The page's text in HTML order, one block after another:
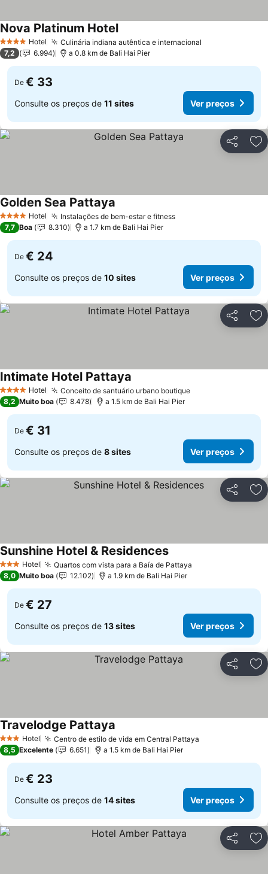
4 EstrelasHotel Culinária indiana autêntica e internacional
Nova Platinum Hotel
7,2 6.994 a 0.8 km de Bali Hai Pier
De € 33
Consulte os preços de 11 sites Ver preços
Partilhar
4 EstrelasHotel Instalações de bem-estar e fitness
Golden Sea Pattaya
7,7 Boa 8.310 a 1.7 km de Bali Hai Pier
De € 24
Consulte os preços de 10 sites Ver preços
Partilhar
4 EstrelasHotel Conceito de santuário urbano boutique
Intimate Hotel Pattaya
8,2 Muito boa 8.478 a 1.5 km de Bali Hai Pier
De € 31
Consulte os preços de 8 sites Ver preços
Partilhar
3 EstrelasHotel Quartos com vista para a Baía de Pattaya
Sunshine Hotel & Residences
8,0 Muito boa 12.102 a 1.9 km de Bali Hai Pier
De € 27
Consulte os preços de 13 sites Ver preços
Partilhar
3 EstrelasHotel Centro de estilo de vida em Central Pattaya
Travelodge Pattaya
8,5 Excelente 6.651 a 1.5 km de Bali Hai Pier
De € 23
Consulte os preços de 14 sites Ver preços
Partilhar